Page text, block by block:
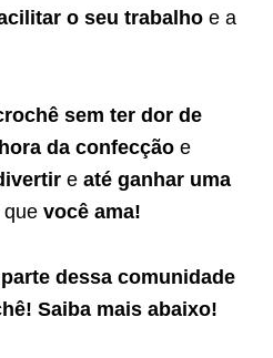
o seu trabalho e a
sem ter dor de
da confecção e
e até ganhar uma
que você ama!
dessa comunidade
! Saiba mais abaixo!